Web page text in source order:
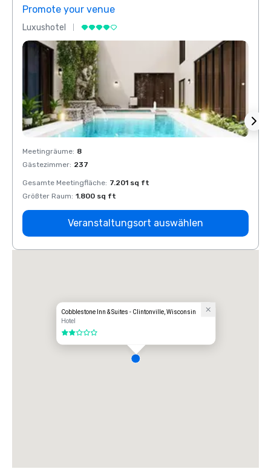
Promote your venue
Luxushotel
Meetingräume: 8
Gästezimmer: 237
Gesamte Meetingfläche: 7.201 sq ft
Größter Raum: 1.800 sq ft
Veranstaltungsort auswählen
Cobblestone Inn & Suites - Clintonville, Wisconsin
Hotel
2 von 5